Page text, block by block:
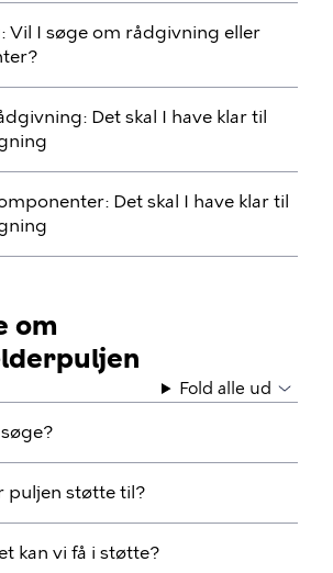
Vil I søge om rådgivning eller
Det skal I have klar til
Det skal I have klar til
om
Fold alle ud
puljen støtte til?
kan vi få i støtte?